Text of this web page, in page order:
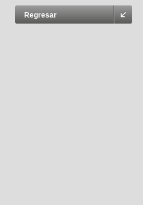
Regresar